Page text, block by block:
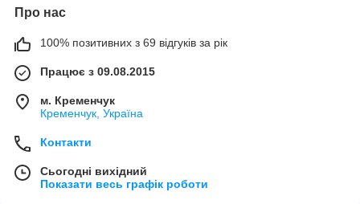
Про нас
100% позитивних з 69 відгуків за рік
Працює з 09.08.2015
м. Кременчук
Кременчук, Україна
Контакти
Сьогодні вихідний
Показати весь графік роботи